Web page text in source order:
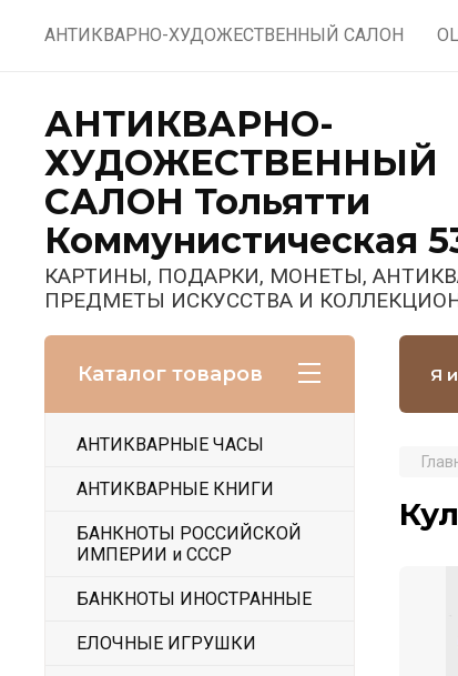
АНТИКВАРНО-ХУДОЖЕСТВЕННЫЙ САЛОН
АНТИКВАРНО-
ХУДОЖЕСТВЕННЫЙ
САЛОН Тольятти
Коммунистическая
КАРТИНЫ, ПОДАРКИ, МОНЕТЫ,
ПРЕДМЕТЫ ИСКУССТВА И
Каталог товаров
АНТИКВАРНЫЕ ЧАСЫ
АНТИКВАРНЫЕ КНИГИ
БАНКНОТЫ РОССИЙСКОЙ
ИМПЕРИИ и СССР
БАНКНОТЫ ИНОСТРАННЫЕ
ЕЛОЧНЫЕ ИГРУШКИ